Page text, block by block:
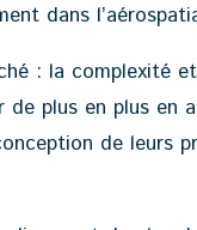
dans
: la complexité
plus en plus en
de